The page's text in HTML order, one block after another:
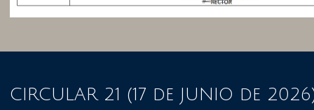
CIRCULAR 21 (17 de JUNIO de